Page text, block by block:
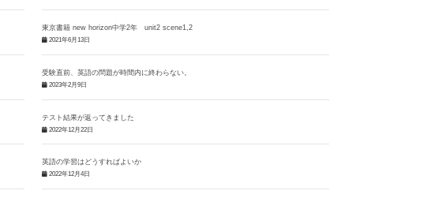
東京書籍 new horizon中学2年 unit2 scene1,2
2021年6月13日
受験直前、英語の問題が時間内に終わらない。
2023年2月9日
テスト結果が返ってきました
2022年12月22日
英語の学習はどうすればよいか
2022年12月4日